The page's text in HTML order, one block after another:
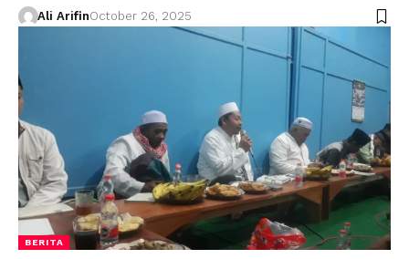
Ali ArifinOctober 26, 2025
BERITA